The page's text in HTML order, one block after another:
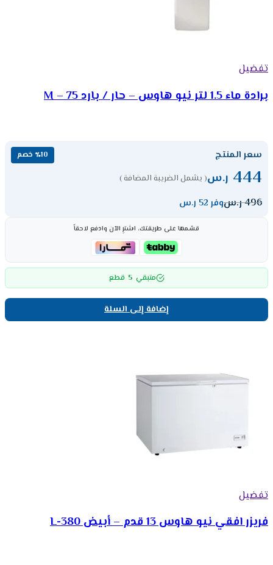
تفضيل
برادة ماء 1.5 لتر نيو هاوس – حار / بارد M – 75
سعر المنتج ٪10 خصم
444 ر.س( يشمل الضريبة المضافة )
496ر.سوفر 52 ر.س
قسّمها على طريقتك، اشترِ الآن وادفع لاحقاً
متبقي 5 قطع
إضافة إلى السلة
تفضيل
فريزر افقي نيو هاوس 13 قدم – أبيض 380-L